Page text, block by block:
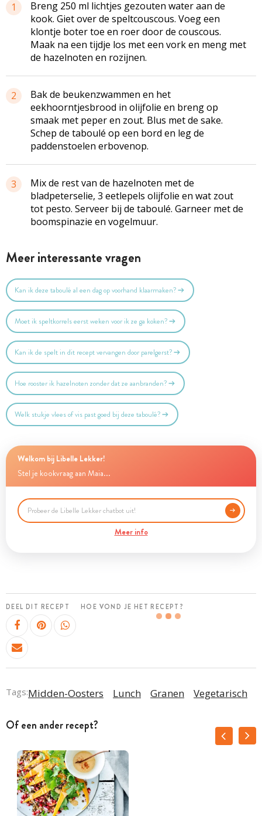
1
Breng 250 ml lichtjes gezouten water aan de
kook. Giet over de speltcouscous. Voeg een
klontje boter toe en roer door de couscous.
Maak na een tijdje los met een vork en meng met
de hazelnoten en rozijnen.
2
Bak de beukenzwammen en het
eekhoorntjesbrood in olijfolie en breng op
smaak met peper en zout. Blus met de sake.
Schep de taboulé op een bord en leg de
paddenstoelen erbovenop.
3
Mix de rest van de hazelnoten met de
bladpeterselie, 3 eetlepels olijfolie en wat zout
tot pesto. Serveer bij de taboulé. Garneer met de
boomspinazie en vogelmuur.
Meer interessante vragen
Kan ik deze taboulé al een dag op voorhand klaarmaken?
Moet ik speltkorrels eerst weken voor ik ze ga koken?
Kan ik de spelt in dit recept vervangen door parelgerst?
Hoe rooster ik hazelnoten zonder dat ze aanbranden?
Welk stukje vlees of vis past goed bij deze taboulé?
Welkom bij Libelle Lekker!
Stel je kookvraag aan Maia...
Meer info
DEEL DIT RECEPT HOE VOND JE HET RECEPT?
Tags:Midden-Oosters Lunch Granen Vegetarisch
Of een ander recept?